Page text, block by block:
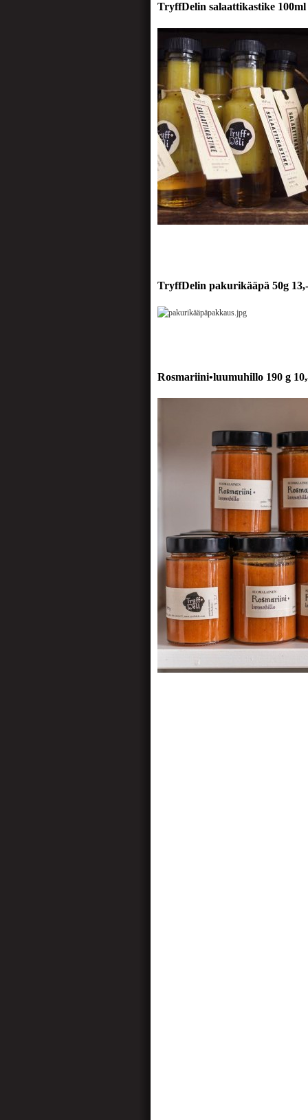
TryffDelin salaattikastike 100ml
TryffDelin pakurikääpä 50g 13,-
Rosmariini•luumuhillo 190 g